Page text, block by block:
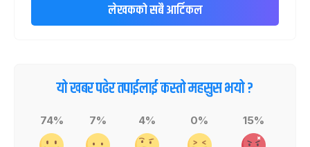
लेखकको सबै आर्टिकल
यो खबर पढेर तपाईलाई कस्तो महसुस भयो ?
74% 7% 4% 0% 15%